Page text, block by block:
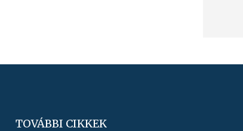
TOVÁBBI CIKKEK